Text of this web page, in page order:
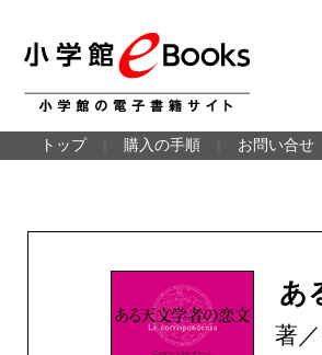
トップ 購入の手順 お問い合せ
あ
著